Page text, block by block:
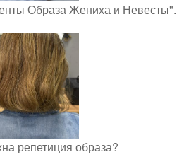
Образа Жениха и Невесты".
репетиция образа?